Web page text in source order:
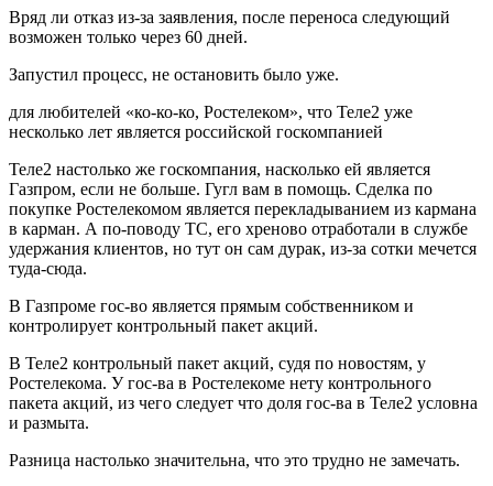
Вряд ли отказ из-за заявления, после переноса следующий
возможен только через 60 дней.
Запустил процесс, не остановить было уже.
для любителей «ко-ко-ко, Ростелеком», что Теле2 уже
несколько лет является российской госкомпанией
Теле2 настолько же госкомпания, насколько ей является
Газпром, если не больше. Гугл вам в помощь. Сделка по
покупке Ростелекомом является перекладыванием из кармана
в карман. А по-поводу ТС, его хреново отработали в службе
удержания клиентов, но тут он сам дурак, из-за сотки мечется
туда-сюда.
В Газпроме гос-во является прямым собственником и
контролирует контрольный пакет акций.
В Теле2 контрольный пакет акций, судя по новостям, у
Ростелекома. У гос-ва в Ростелекоме нету контрольного
пакета акций, из чего следует что доля гос-ва в Теле2 условна
и размыта.
Разница настолько значительна, что это трудно не замечать.